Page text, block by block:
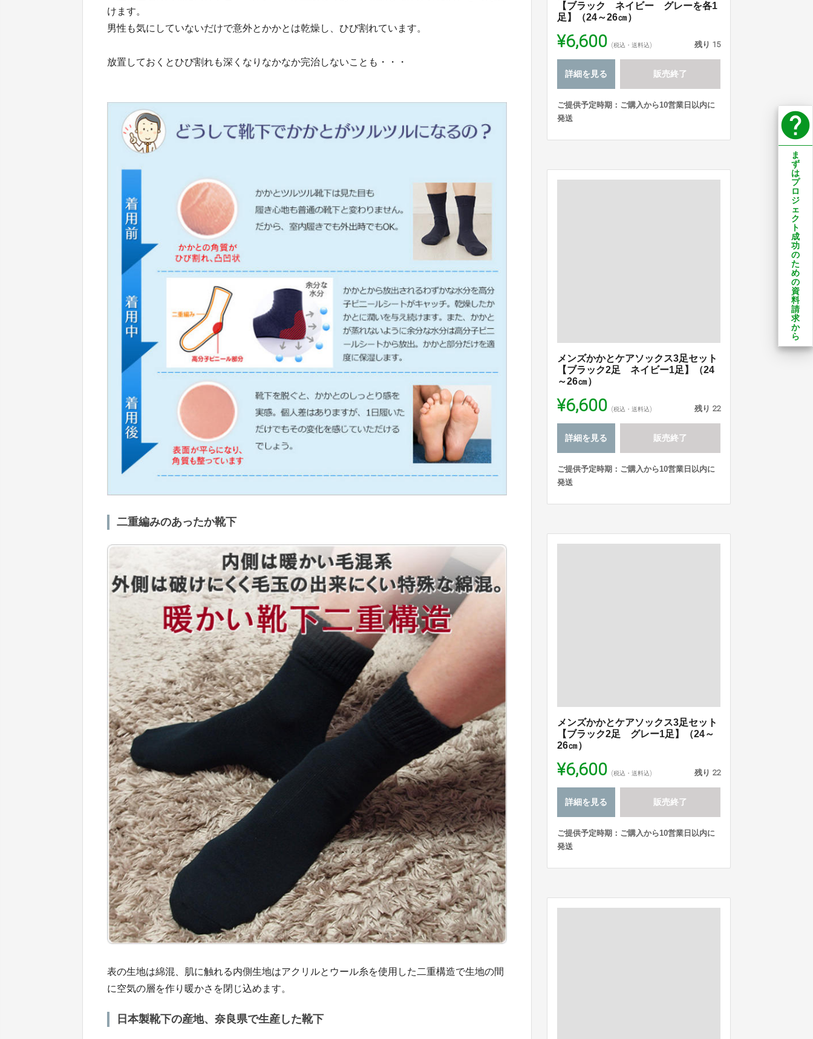
けます。
男性も気にしていないだけで意外とかかとは乾燥し、ひび割れています。
放置しておくとひび割れも深くなりなかなか完治しないことも・・・
二重編みのあったか靴下
表の生地は綿混、肌に触れる内側生地はアクリルとウール糸を使用した二重構造で生地の間
に空気の層を作り暖かさを閉じ込めます。
日本製靴下の産地、奈良県で生産した靴下
【ブラック ネイビー グレーを各1
足】（24～26㎝）
¥6,600 (税込・送料込) 残り 15
詳細を見る 販売終了
ご提供予定時期：ご購入から10営業日以内に
発送
メンズかかとケアソックス3足セット
【ブラック2足 ネイビー1足】（24
～26㎝）
¥6,600 (税込・送料込) 残り 22
詳細を見る 販売終了
ご提供予定時期：ご購入から10営業日以内に
発送
メンズかかとケアソックス3足セット
【ブラック2足 グレー1足】（24～
26㎝）
¥6,600 (税込・送料込) 残り 22
詳細を見る 販売終了
ご提供予定時期：ご購入から10営業日以内に
発送
help
ま
ず
は
プ
ロ
ジ
ェ
ク
ト
成
功
の
た
め
の
資
料
請
求
か
ら